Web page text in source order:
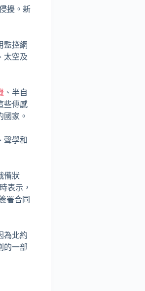
擾。新
監控網
太空及
、半自
些傳感
家。
聲學和
備狀
表示，
署合同
為北約
的一部